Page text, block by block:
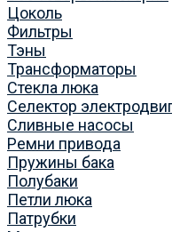
Цоколь
Фильтры
Тэны
Трансформаторы
Стекла люка
Селектор
Сливные насосы
Ремни привода
Пружины бака
Полубаки
Петли люка
Патрубки